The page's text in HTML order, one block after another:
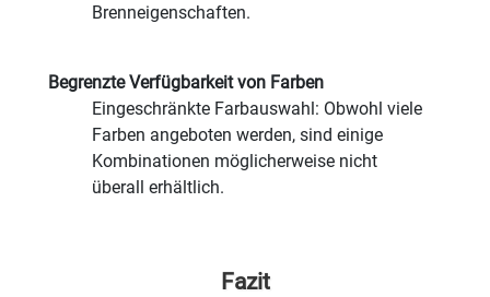
Brenneigenschaften.
Begrenzte Verfügbarkeit von Farben
Eingeschränkte Farbauswahl: Obwohl viele
Farben angeboten werden, sind einige
Kombinationen möglicherweise nicht
überall erhältlich.
Fazit